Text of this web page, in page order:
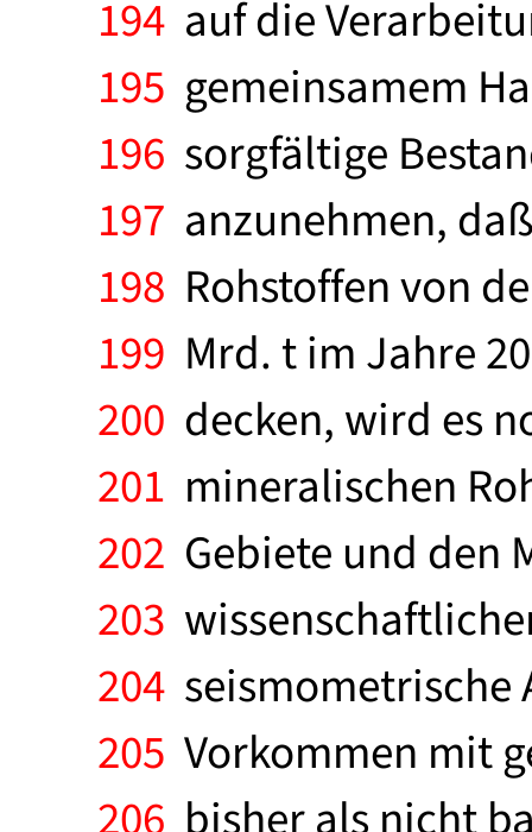
194 auf die
195 gemeinsamem
196 sorgfältige
197 anzunehmen,
198 Rohstoffen von
199 Mrd. t im Jahre
200 decken, wird es
201 mineralischen
202 Gebiete und den
203
204 seismometrische
205 Vorkommen mit